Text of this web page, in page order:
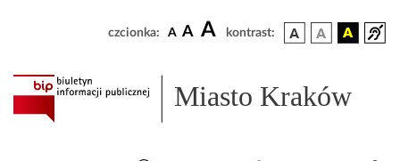
czcionka: A A A kontrast:
Miasto Kraków